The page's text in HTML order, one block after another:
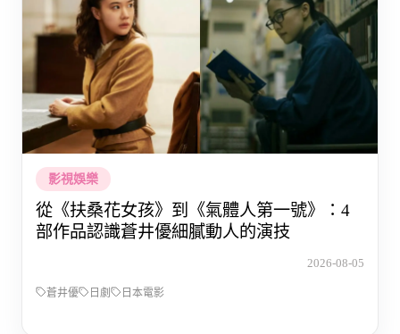
影視娛樂
從《扶桑花女孩》到《氣體人第一號》：4
部作品認識蒼井優細膩動人的演技
2026-08-05
蒼井優 日劇 日本電影